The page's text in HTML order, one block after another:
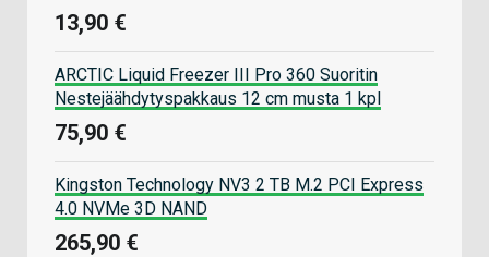
13,90 €
ARCTIC Liquid Freezer III Pro 360 Suoritin
Nestejäähdytyspakkaus 12 cm musta 1 kpl
75,90 €
Kingston Technology NV3 2 TB M.2 PCI Express
4.0 NVMe 3D NAND
265,90 €